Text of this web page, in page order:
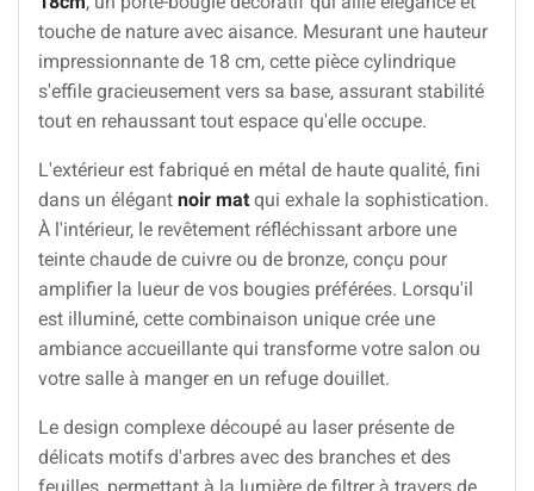
touche de nature avec aisance. Mesurant une hauteur
impressionnante de 18 cm, cette pièce cylindrique
s'effile gracieusement vers sa base, assurant stabilité
tout en rehaussant tout espace qu'elle occupe.
L'extérieur est fabriqué en métal de haute qualité, fini
dans un élégant noir mat qui exhale la sophistication.
À l'intérieur, le revêtement réfléchissant arbore une
teinte chaude de cuivre ou de bronze, conçu pour
amplifier la lueur de vos bougies préférées. Lorsqu'il
est illuminé, cette combinaison unique crée une
ambiance accueillante qui transforme votre salon ou
votre salle à manger en un refuge douillet.
Le design complexe découpé au laser présente de
délicats motifs d'arbres avec des branches et des
feuilles, permettant à la lumière de filtrer à travers de